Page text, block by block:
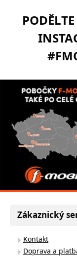
Zákaznický
Kontakt
Doprava a